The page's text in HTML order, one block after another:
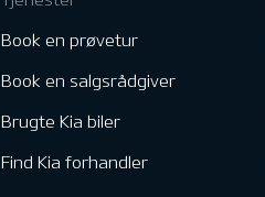
Book en prøvetur
Book en salgsrådgiver
Brugte Kia biler
Find Kia forhandler